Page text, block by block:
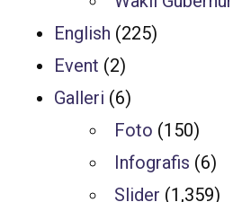
English (225)
Event (2)
Galleri (6)
Foto (150)
Infografis (6)
Slider (1,359)